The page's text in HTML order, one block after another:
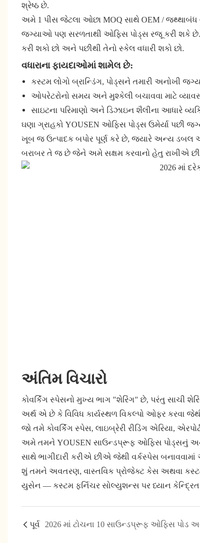
શ્રેષ્ઠ છે.
અમે 1 પીસ જેટલા ઓછા MOQ સાથે OEM / જથ્થાબંધ
જગ્યાઓ પણ સરળતાથી ઓફિસ પોડ્સ રજૂ કરી શકે છે.
કરી શકો છો અને પછીથી તેનો સ્કેલ વધારી શકો છો.
વધારાના ફાયદાઓમાં શામેલ છે:
કસ્ટમ લોગો બ્રાન્ડિંગ, પોડ્સને તમારી અનોખી
ઓપરેટરોનો સમય અને મુશ્કેલી બચાવવા માટે
સાઇટના પરિમાણો અને ડિઝાઇન શૈલીના આધારે
ઘણા ગ્રાહકો YOUSEN ઓફિસ પોડ્સ ઉમેર્યા પછી
ખૂબ જ ઉત્પાદક બપોર પૂર્ણ કરે છે, જ્યારે અન્ય ડબલ
બરાબર તે જ છે જેને અમે સક્ષમ કરવાનો હેતુ રાખીએ
અંતિમ વિચારો
કોવર્કિંગ સ્પેસનો મુખ્ય ભાગ "શેરિંગ" છે, પરંતુ સાચી
અર્થ એ છે કે વિવિધ કાર્યસ્થળ વિકલ્પો ઓફર કરવા
જો તમે કોવર્કિંગ સ્પેસ, લાઇબ્રેરી રીડિંગ એરિયા,
અમે તમને YOUSEN સાઉન્ડપ્રૂફ ઓફિસ પોડ્સનું
સાથે ભાગીદારી કરીએ છીએ જેથી વર્કસ્પેસ
શું તમને અવતરણ, વાસ્તવિક પ્રોજેક્ટ કેસ અથવા
યુસેન — કસ્ટમ ફર્નિચર સોલ્યુશન્સ પર ધ્યાન
પૂર્વ